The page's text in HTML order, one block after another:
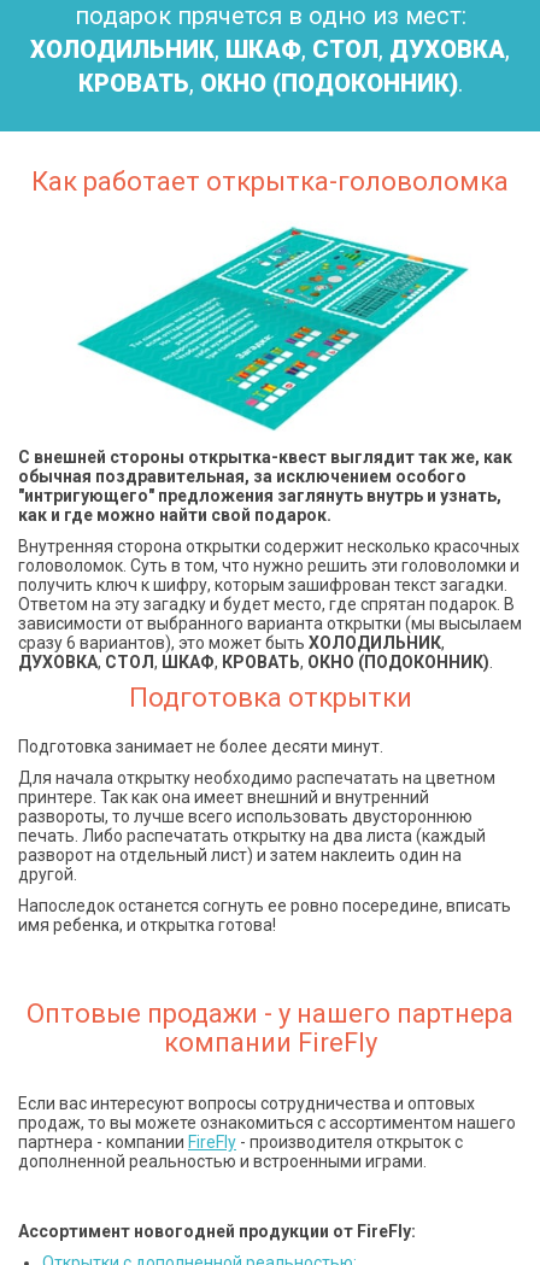
подарок прячется в одно из мест:
ХОЛОДИЛЬНИК, ШКАФ, СТОЛ , ДУХОВКА,
КРОВАТЬ, ОКНО (ПОДОКОННИК).
Как работает открытка-головоломка
С внешней стороны открытка-квест выглядит так же, как
обычная поздравительная, за исключением особого
"интригующего" предложения заглянуть внутрь и узнать,
как и где можно найти свой подарок.
Внутренняя сторона открытки содержит несколько красочных
головоломок. Суть в том, что нужно решить эти головоломки и
получить ключ к шифру, которым зашифрован текст загадки.
Ответом на эту загадку и будет место, где спрятан подарок. В
зависимости от выбранного варианта открытки (мы высылаем
сразу 6 вариантов), это может быть ХОЛОДИЛЬНИК,
ДУХОВКА, СТОЛ, ШКАФ, КРОВАТЬ, ОКНО (ПОДОКОННИК)
Подготовка открытки
Подготовка занимает не более десяти минут.
Для начала открытку необходимо распечатать на цветном
принтере. Так как она имеет внешний и внутренний
развороты, то лучше всего использовать двустороннюю
печать. Либо распечатать открытку на два листа (каждый
разворот на отдельный лист) и затем наклеить один на
другой.
Напоследок останется согнуть ее ровно посередине, вписать
имя ребенка, и открытка готова!
Оптовые продажи - у нашего партнера
компании FireFly
Если вас интересуют вопросы сотрудничества и оптовых
продаж, то вы можете ознакомиться с ассортиментом нашего
партнера - компании FireFly - производителя открыток с
дополненной реальностью и встроенными играми.
Ассортимент новогодней продукции от FireFly: